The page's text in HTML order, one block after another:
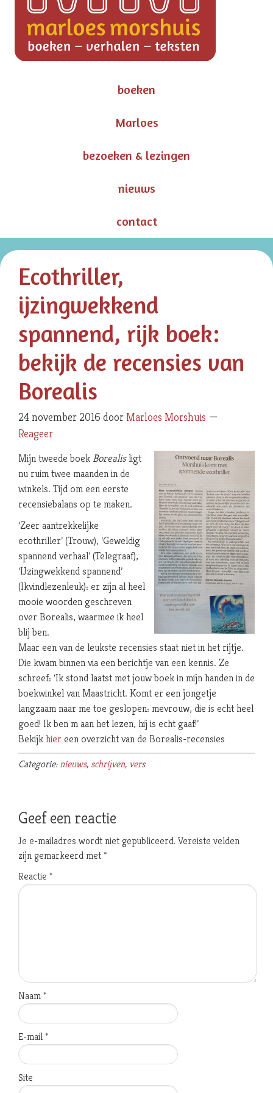
boeken
Marloes
bezoeken & lezingen
nieuws
contact
Ecothriller,
ijzingwekkend
spannend, rijk boek:
bekijk de recensies van
Borealis
24 november 2016 doorMarloes Morshuis
Reageer
Mijn tweede boek Borealisligt
nu ruim twee maanden in de
winkels. Tijd om een eerste
recensiebalans op te maken.
‘Zeer aantrekkelijke
ecothriller’ (Trouw), ‘Geweldig
spannend verhaal’ (Telegraaf),
‘IJzingwekkend spannend’
(Ikvindlezenleuk): er zijn al heel
mooie woorden geschreven
over Borealis, waarmee ik heel
blij ben.
Maar een van de leukste recensies staat niet in het rijtje.
Die kwam binnen via een berichtje van een kennis. Ze
schreef: ‘Ik stond laatst met jouw boek in mijn handen in de
boekwinkel van Maastricht. Komt er een jongetje
langzaam naar me toe geslopen: mevrouw, die is echt heel
goed! Ik ben m aan het lezen, hij is echt gaaf!’
Bekijkhiereen overzicht van de Borealis-recensies
Categorie:nieuws, schrijven, vers
Geef een reactie
Je e-mailadres wordt niet gepubliceerd. Vereiste velden
zijn gemarkeerd met*
Reactie *
Naam*
E-mail*
Site